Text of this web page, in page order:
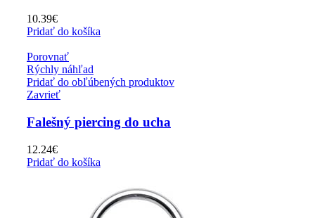
10.39€
Pridať do košíka
Porovnať
Rýchly náhľad
Pridať do obľúbených produktov
Zavrieť
Falešný piercing do ucha
12.24€
Pridať do košíka